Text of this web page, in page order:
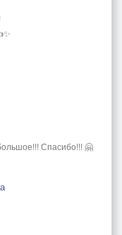
Спасибо!!! 🤗